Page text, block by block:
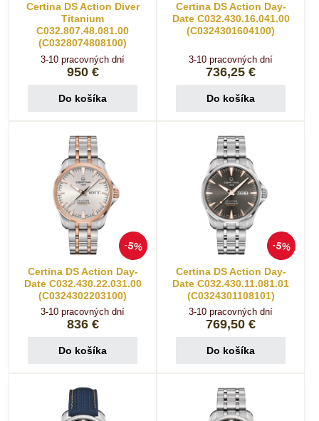
Certina DS Action Diver
Titanium
C032.807.48.081.00
(C0328074808100)
3-10 pracovných dní
950 €
Do košíka
Certina DS Action Day-
Date C032.430.16.041.00
(C0324301604100)
3-10 pracovných dní
736,25 €
Do košíka
5%
Certina DS Action Day-
Date C032.430.22.031.00
(C0324302203100)
3-10 pracovných dní
836 €
Do košíka
5%
Certina DS Action Day-
Date C032.430.11.081.01
(C0324301108101)
3-10 pracovných dní
769,50 €
Do košíka